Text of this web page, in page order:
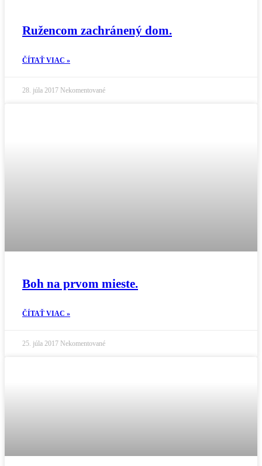
Ružencom zachránený dom.
ČÍTAŤ VIAC »
28. júla 2017 Nekomentované
Boh na prvom mieste.
ČÍTAŤ VIAC »
25. júla 2017 Nekomentované